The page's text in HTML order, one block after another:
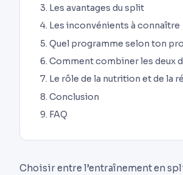
Les avantages du split
Les inconvénients à connaître
Quel programme selon ton
Comment combiner les deux
Le rôle de la nutrition et de la
Conclusion
FAQ
Choisir entre l’entraînement en